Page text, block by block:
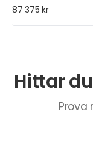
87 375 kr
Hittar
Prova